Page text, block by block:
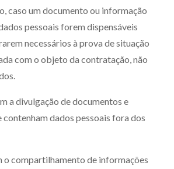
caso um documento ou informação
pessoais forem dispensáveis
necessários à prova de situação
com o objeto da contratação, não
a divulgação de documentos e
contenham dados pessoais fora dos
o compartilhamento de informações